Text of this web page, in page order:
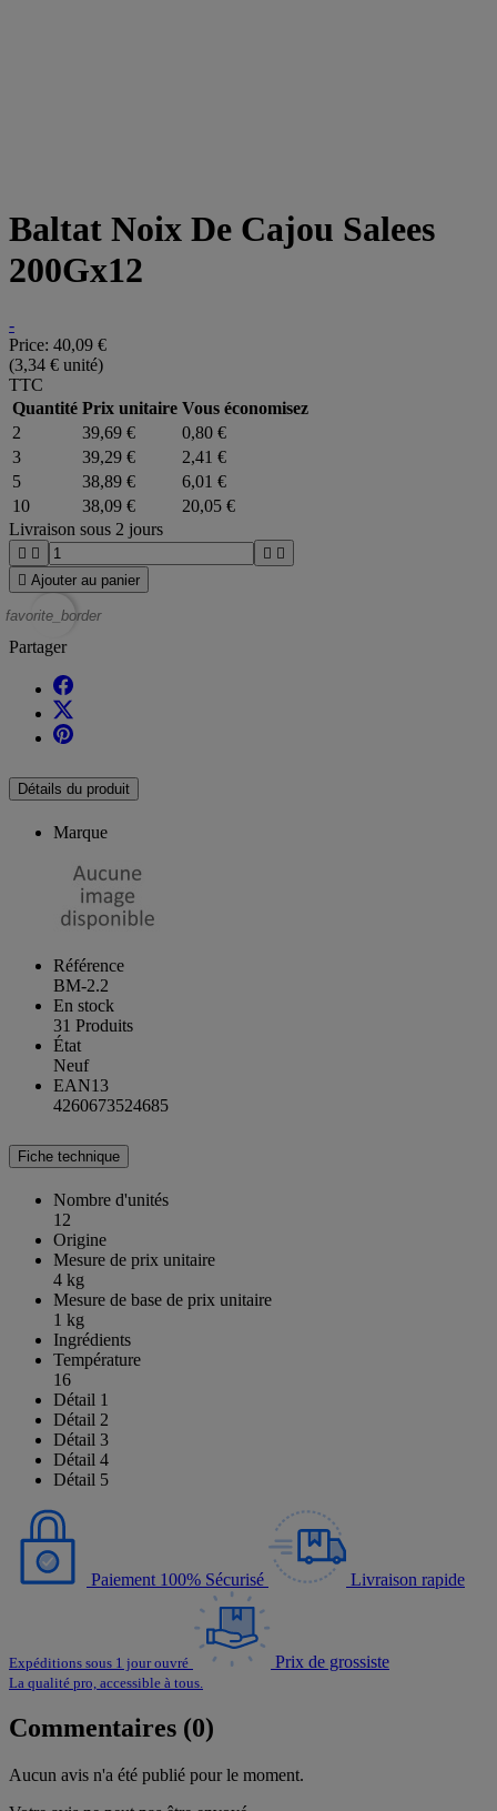
Baltat Noix De Cajou Salees
200Gx12
-
Price: 40,09 €
(3,34 € unité)
TTC
Quantité Prix unitaire Vous économisez
2
39,69 €
0,80 €
3
39,29 €
2,41 €
5
38,89 €
6,01 €
10
38,09 €
20,05 €
Livraison sous 2 jours
   
 Ajouter au panier
favorite_border
Partager
Détails du produit
Marque
Référence
BM-2.2
En stock
31 Produits
État
Neuf
EAN13
4260673524685
Fiche technique
Nombre d'unités
12
Origine
Mesure de prix unitaire
4 kg
Mesure de base de prix unitaire
1 kg
Ingrédients
Température
16
Détail 1
Détail 2
Détail 3
Détail 4
Détail 5
Paiement 100% Sécurisé Livraison rapide
Expéditions sous 1 jour ouvré Prix de grossiste
La qualité pro, accessible à tous.
Commentaires (0)
Aucun avis n'a été publié pour le moment.